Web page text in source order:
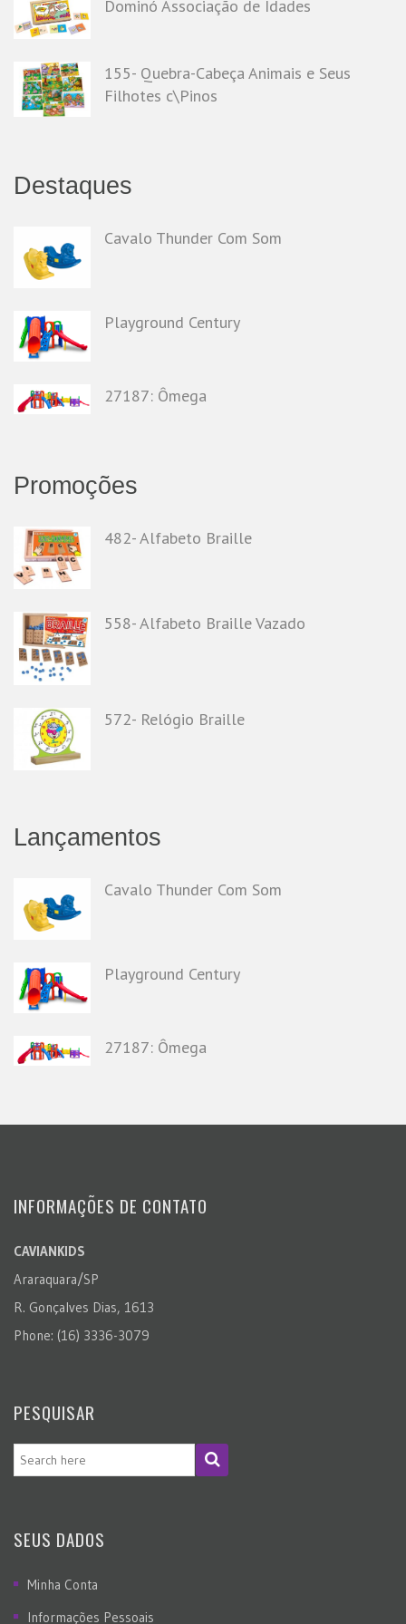
Dominó Associação de Idades
155- Quebra-Cabeça Animais e Seus
Filhotes c\Pinos
Destaques
Cavalo Thunder Com Som
Playground Century
27187: Ômega
Promoções
482- Alfabeto Braille
558- Alfabeto Braille Vazado
572- Relógio Braille
Lançamentos
Cavalo Thunder Com Som
Playground Century
27187: Ômega
INFORMAÇÕES DE CONTATO
CAVIANKIDS
Araraquara/SP
R. Gonçalves Dias, 1613
Phone: (16) 3336-3079
PESQUISAR
SEUS DADOS
Minha Conta
Informações Pessoais